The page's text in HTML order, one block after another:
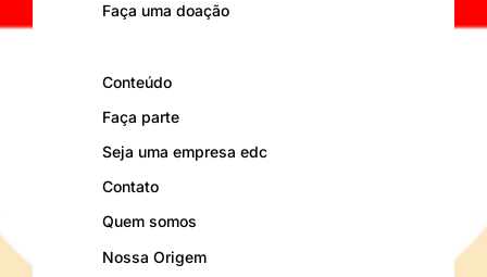
Faça uma doação
Conteúdo
Faça parte
Seja uma empresa edc
Contato
Quem somos
Nossa Origem